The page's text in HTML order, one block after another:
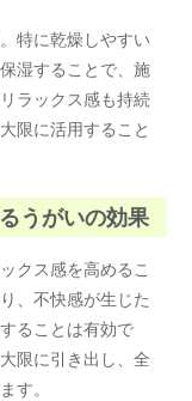
特に乾燥しやすい
湿することで、施
ラックス感も持続
限に活用すること
うがいの効果
クス感を高めるこ
、不快感が生じた
ることは有効で
限に引き出し、全
す。